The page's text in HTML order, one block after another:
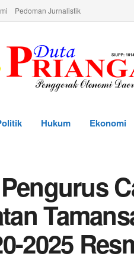
Pedoman Jurnalistik
Hukum Ekonomi
2025